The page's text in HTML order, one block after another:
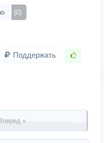
(0)
Поддержать
»